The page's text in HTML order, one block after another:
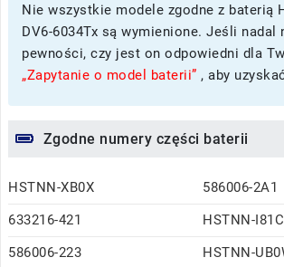
Nie wszystkie modele zgodne z baterią
DV6-6034Tx są wymienione. Jeśli nadal
pewności, czy jest on odpowiedni dla
„Zapytanie o model baterii” , aby
Zgodne numery części baterii
HSTNN-XB0X
586006-2A1
633216-421
HSTNN-I81C
586006-223
HSTNN-